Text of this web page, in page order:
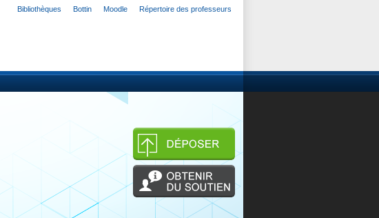
Bibliothèques Bottin Moodle Répertoire des professeurs